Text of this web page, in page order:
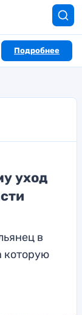
Подробнее
уход
в
которую